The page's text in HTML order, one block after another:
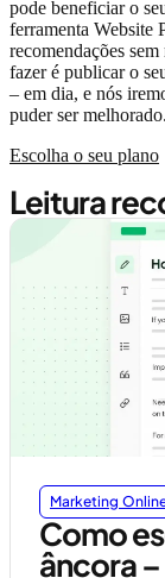
pode beneficiar o
ferramenta Website
recomendações
fazer é publicar o
– em dia, e nós
puder ser melhorado.
Escolha o seu plano
Leitura
Marketing
Como
âncora